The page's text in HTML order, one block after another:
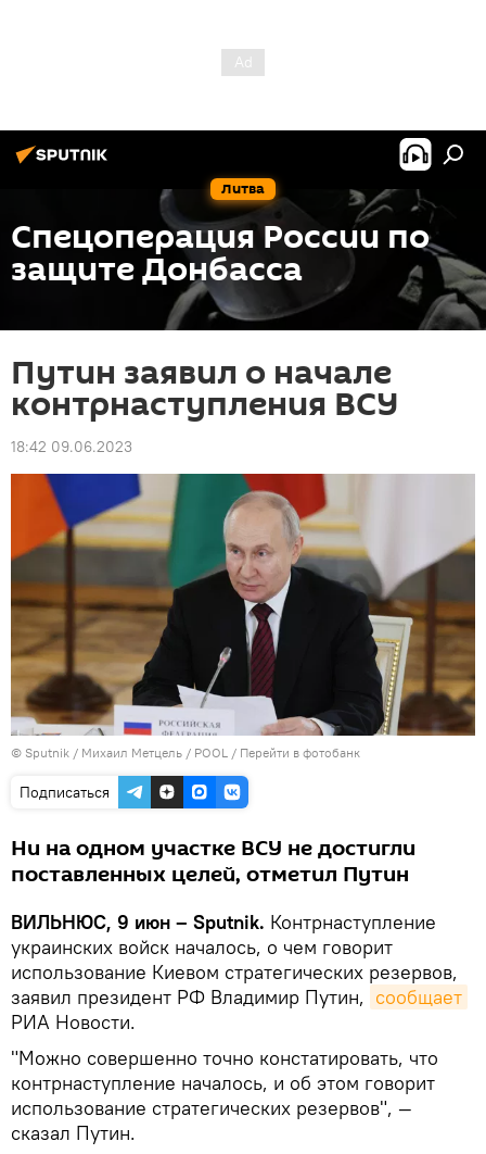
Литва
Спецоперация России по
защите Донбасса
Путин заявил о начале
контрнаступления ВСУ
18:42 09.06.2023
© Sputnik / Михаил Метцель / POOL / Перейти в фотобанк
Подписаться
Ни на одном участке ВСУ не достигли
поставленных целей, отметил Путин
ВИЛЬНЮС, 9 июн – Sputnik. Контрнаступление
украинских войск началось, о чем говорит
использование Киевом стратегических резервов,
заявил президент РФ Владимир Путин, сообщает
РИА Новости.
"Можно совершенно точно констатировать, что
контрнаступление началось, и об этом говорит
использование стратегических резервов", —
сказал Путин.